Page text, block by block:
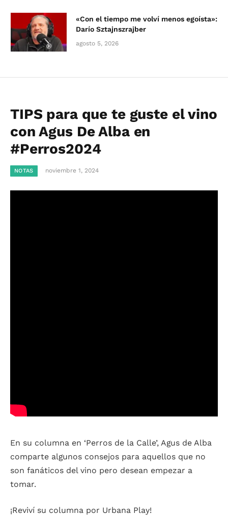
«Con el tiempo me volví menos egoísta»:
Darío Sztajnszrajber
agosto 5, 2026
TIPS para que te guste el vino
con Agus De Alba en
#Perros2024
NOTAS noviembre 1, 2024
En su columna en ‘Perros de la Calle’, Agus de Alba
comparte algunos consejos para aquellos que no
son fanáticos del vino pero desean empezar a
tomar.
¡Reviví su columna por Urbana Play!